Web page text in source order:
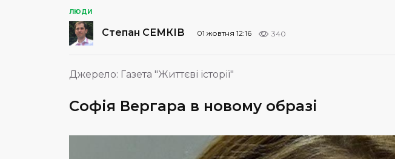
ЛЮДИ
Степан СЕМКІВ 01 жовтня 12:16 340
Джерело: Газета "Життєві історії"
Софія Вергара в новому образі